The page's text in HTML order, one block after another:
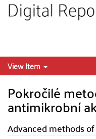
View Item
Pokročilé
antimikrobní
Advanced methods